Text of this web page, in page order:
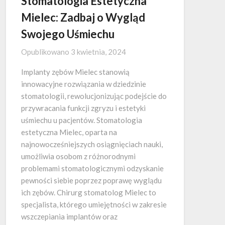
Mielec: Zadbaj o Wygląd
Swojego Uśmiechu
Opublikowano 3 kwietnia, 2024
Implanty zębów Mielec stanowią
innowacyjne rozwiązania w dziedzinie
stomatologii, rewolucjonizując podejście do
przywracania funkcji zgryzu i estetyki
uśmiechu u pacjentów. Stomatologia
estetyczna Mielec, oparta na
najnowocześniejszych osiągnięciach nauki,
umożliwia osobom z różnorodnymi
problemami stomatologicznymi odzyskanie
pewności siebie poprzez poprawę wyglądu
ich zębów. Chirurg stomatolog Mielec to
specjalista, którego umiejętności w zakresie
wszczepiania implantów oraz